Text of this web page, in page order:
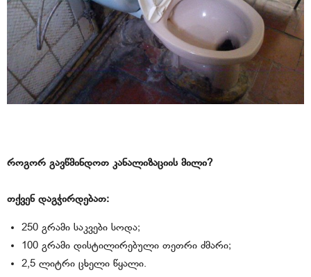
როგორ გავწმინდოთ კანალიზაციის მილი?
თქვენ დაგჭირდებათ:
250 გრამი საკვები სოდა;
100 გრამი დისტილირებული თეთრი ძმარი;
2,5 ლიტრი ცხელი წყალი.